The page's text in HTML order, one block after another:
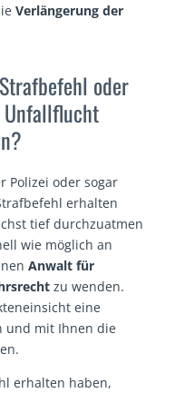
Verlängerung der
oder
Polizei oder sogar
erhalten
tief durchzuatmen
wie möglich an
Anwalt für
zu wenden.
eine
und mit Ihnen die
erhalten haben,